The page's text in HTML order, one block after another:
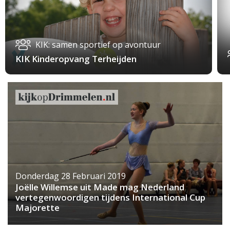
KIK: samen sportief op avontuur
KIK Kinderopvang Terheijden
Donderdag 28 Februari 2019
Joëlle Willemse uit Made mag Nederland
vertegenwoordigen tijdens International Cup
Majorette